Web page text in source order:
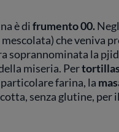
è difrumento 00.
che veniva
soprannominata la
miseria. Per
farina, la
senza glutine, per